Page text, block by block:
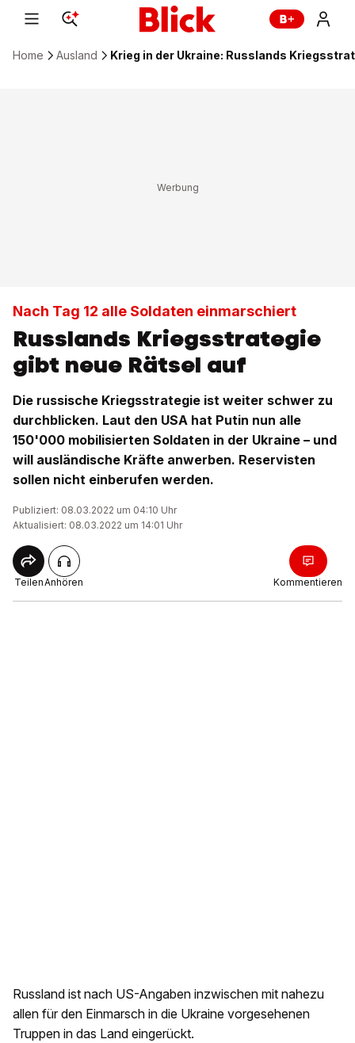
Home Ausland Krieg in der Ukraine: Russlands
Nach Tag 12 alle Soldaten einmarschiert
Russlands Kriegsstrategie
gibt neue Rätsel auf
Die russische Kriegsstrategie ist weiter schwer zu
durchblicken. Laut den USA hat Putin nun alle
150'000 mobilisierten Soldaten in der Ukraine – und
will ausländische Kräfte anwerben. Reservisten
sollen nicht einberufen werden.
Publiziert: 08.03.2022 um 04:10 Uhr
Aktualisiert: 08.03.2022 um 14:01 Uhr
TeilenAnhören Kommentieren
Russland ist nach US-Angaben inzwischen mit nahezu
allen für den Einmarsch in die Ukraine vorgesehenen
Truppen in das Land eingerückt.